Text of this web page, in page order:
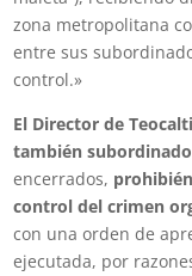
zona metropolitana
entre sus
control.»
El Director de
también
encerrados,
control del crimen
con una orden de
ejecutada, por